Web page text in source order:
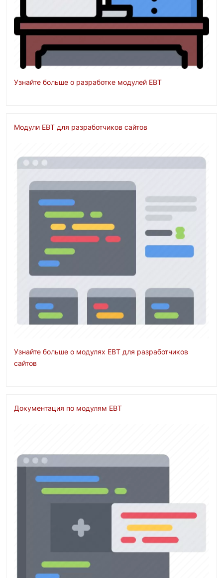
Узнайте больше о разработке модулей EBT
Модули EBT для разработчиков сайтов
Узнайте больше о модулях EBT для разработчиков
сайтов
Документация по модулям EBT